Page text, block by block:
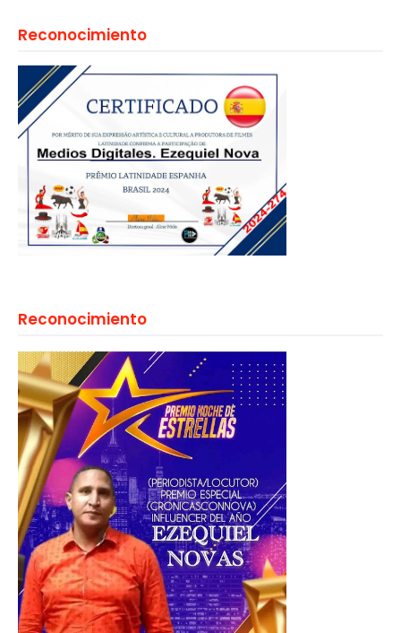
Reconocimiento
Reconocimiento